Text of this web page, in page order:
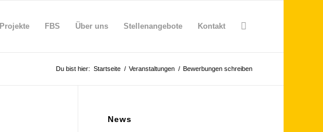
Projekte FBS Über uns Stellenangebote Kontakt
Du bist hier: Startseite / Veranstaltungen / Bewerbungen schreiben
News